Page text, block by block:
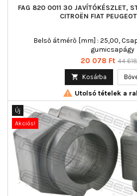
FAG 820 0011 30 JAVÍTÓKÉSZLET,
CITROËN FIAT
Belső átmérő [mm] : 25,00,
gumicsapágy
Ár
20 078 Ft 44
 Kosárba
 Utolsó tételek a
Új
Akciós!